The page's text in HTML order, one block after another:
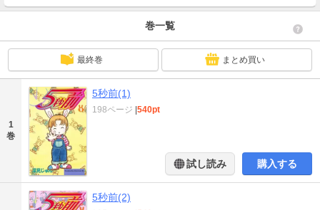
巻一覧
最終巻 まとめ買い
1
巻
5秒前(1)
198ページ 540pt
試し読み 購入する
5秒前(2)